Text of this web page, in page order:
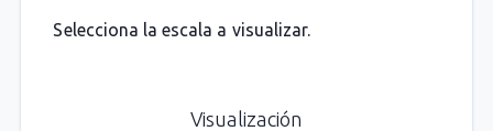
Selecciona la escala a visualizar.
Visualización